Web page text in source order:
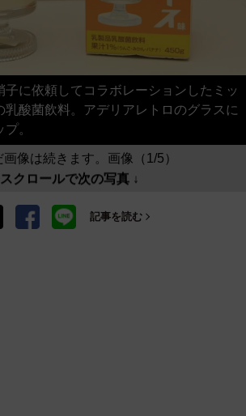
子に依頼してコラボレーションしたミッ
乳酸菌飲料。アデリアレトロのグラスに
。
画像は続きます。画像（1/5）
スクロールで次の写真 ↓
記事を読む